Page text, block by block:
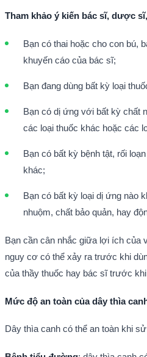
Tham khảo ý kiến bác sĩ, dược
Bạn có thai hoặc cho con bú,
khuyến cáo của bác sĩ;
Bạn đang dùng bất kỳ loại
Bạn có dị ứng với bất kỳ chất
các loại thuốc khác hoặc các
Bạn có bất kỳ bệnh tật, rối
khác;
Bạn có bất kỳ loại dị ứng nào
nhuộm, chất bảo quản, hay
Bạn cần cân nhắc giữa lợi ích của
nguy cơ có thể xảy ra trước khi
của thầy thuốc hay bác sĩ trước
Mức độ an toàn của dây thìa
Dây thìa canh có thể an toàn khi